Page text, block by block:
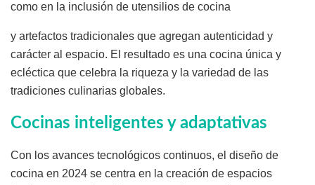
como en la inclusión de utensilios de cocina
y artefactos tradicionales que agregan autenticidad y
carácter al espacio. El resultado es una cocina única y
ecléctica que celebra la riqueza y la variedad de las
tradiciones culinarias globales.
Cocinas inteligentes y adaptativas
Con los avances tecnológicos continuos, el diseño de
cocina en 2024 se centra en la creación de espacios